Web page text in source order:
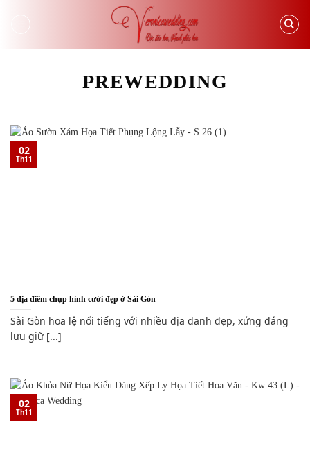
PREWEDDING
5 địa điểm chụp hình cưới đẹp ở Sài Gòn
Sài Gòn hoa lệ nổi tiếng với nhiều địa danh đẹp, xứng đáng
lưu giữ [...]
02
Th11
02
Th11